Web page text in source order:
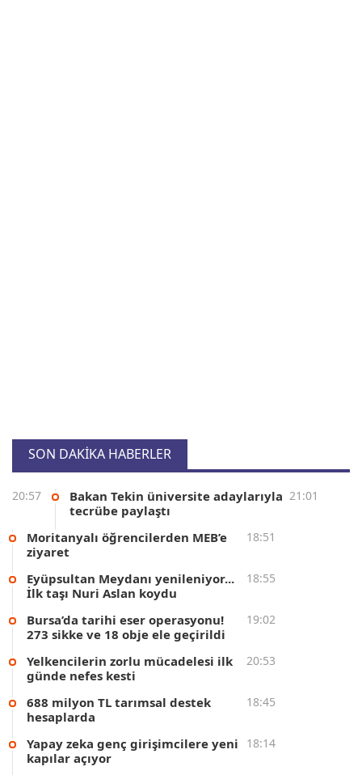
SON DAKİKA HABERLER
20:57
Bakan Tekin üniversite adaylarıyla
tecrübe paylaştı
21:01
Moritanyalı öğrencilerden MEB’e
ziyaret
18:51
Eyüpsultan Meydanı yenileniyor...
İlk taşı Nuri Aslan koydu
18:55
Bursa’da tarihi eser operasyonu!
273 sikke ve 18 obje ele geçirildi
19:02
Yelkencilerin zorlu mücadelesi ilk
günde nefes kesti
20:53
688 milyon TL tarımsal destek
hesaplarda
18:45
Yapay zeka genç girişimcilere yeni
kapılar açıyor
18:14
Sümerya Demirci
Trabzonspor Fırtınası!
Emre Tarakçıoğlu
Bir kupadan daha fazlası...
M. Sarıalioğlu
Başkent Gündemi: İngiltere Etkisi!